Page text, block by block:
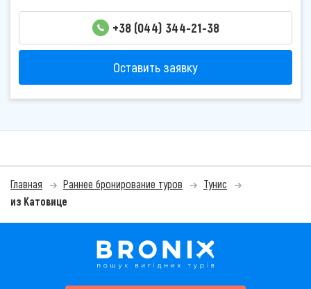
+38 (044) 344-21-38
Оставить заявку
Главная Раннее бронирование туров
Тунис
из Катовице